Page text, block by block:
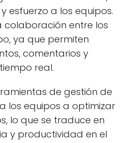
esfuerzo a los equipos.
colaboración entre los
ya que permiten
comentarios y
real.
de gestión de
los equipos a optimizar
lo que se traduce en
y productividad en el